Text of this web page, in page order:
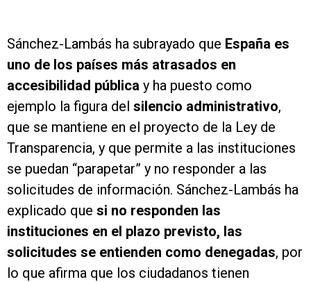
Sánchez-Lambás ha subrayado que España es
uno de los países más atrasados en
accesibilidad pública y ha puesto como
ejemplo la figura del silencio administrativo,
que se mantiene en el proyecto de la Ley de
Transparencia, y que permite a las instituciones
se puedan “parapetar” y no responder a las
solicitudes de información. Sánchez-Lambás ha
explicado que si no responden las
instituciones en el plazo previsto, las
solicitudes se entienden como denegadas, por
lo que afirma que los ciudadanos tienen